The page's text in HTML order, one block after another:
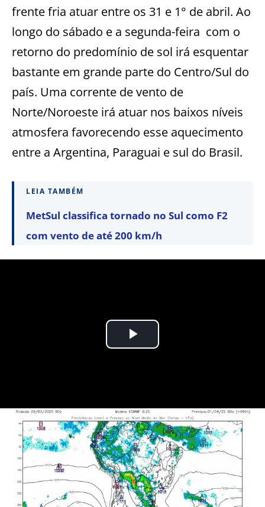
frente fria atuar entre os 31 e 1° de abril. Ao
longo do sábado e a segunda-feira com o
retorno do predomínio de sol irá esquentar
bastante em grande parte do Centro/Sul do
país. Uma corrente de vento de
Norte/Noroeste irá atuar nos baixos níveis
atmosfera favorecendo esse aquecimento
entre a Argentina, Paraguai e sul do Brasil.
LEIA TAMBÉM
MetSul classifica tornado no Sul como F2
com vento de até 200 km/h